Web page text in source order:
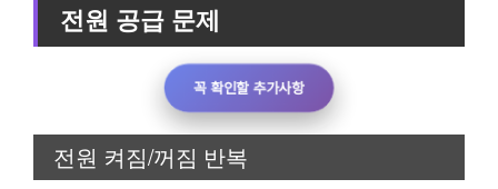
전원 공급 문제
꼭 확인할 추가사항
전원 켜짐/꺼짐 반복